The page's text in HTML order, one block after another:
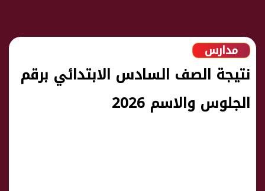
مدارس
نتيجة الصف السادس الابتدائي برقم
الجلوس والاسم 2026